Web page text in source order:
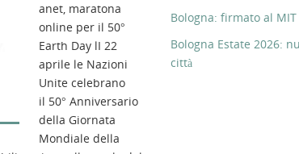
anet, maratona
online per il 50°
Earth Day lI 22
aprile le Nazioni
Unite celebrano
il 50° Anniversario
della Giornata
Mondiale della
Bologna: firmato al MIT
Bologna Estate 2026:
città